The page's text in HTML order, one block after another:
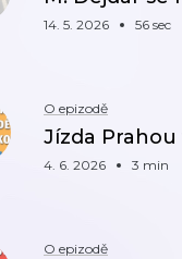
14. 5. 2026 56 sec
O epizodě
Jízda
4. 6. 2026 3 min
O epizodě